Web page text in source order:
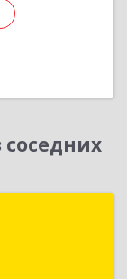
г,